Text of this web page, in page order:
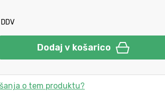
Dodaj v košarico
o tem produktu?